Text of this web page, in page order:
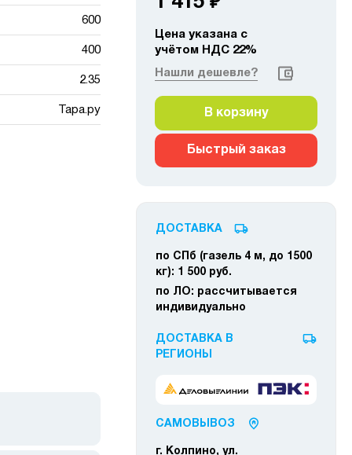
600
400
2.35
Тара.ру
Цена указана с
учётом НДС 22%
Нашли дешевле?
В корзину
Быстрый заказ
ДОСТАВКА
по СПб (газель 4 м, до 1500
кг): 1 500 руб.
по ЛО: рассчитывается
индивидуально
ДОСТАВКА В
РЕГИОНЫ
САМОВЫВОЗ
г. Колпино, ул.